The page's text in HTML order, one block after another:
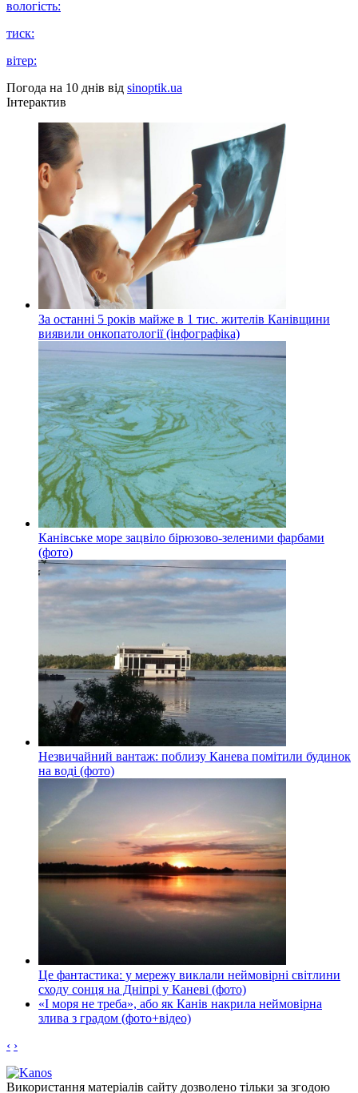
вологість:
тиск:
вітер:
Погода на 10 днів від sinoptik.ua
Інтерактив
За останні 5 років майже в 1 тис. жителів Канівщини
виявили онкопатології (інфографіка)
Канівське море зацвіло бірюзово-зеленими фарбами
(фото)
Незвичайний вантаж: поблизу Канева помітили будинок
на воді (фото)
Це фантастика: у мережу виклали неймовірні світлини
сходу сонця на Дніпрі у Каневі (фото)
«І моря не треба», або як Канів накрила неймовірна
злива з градом (фото+відео)
‹ ›
Використання матеріалів сайту дозволено тільки за згодою